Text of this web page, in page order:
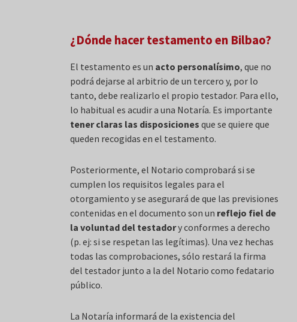
¿Dónde hacer testamento en Bilbao?
El testamento es un acto personalísimo, que no
podrá dejarse al arbitrio de un tercero y, por lo
tanto, debe realizarlo el propio testador. Para ello,
lo habitual es acudir a una Notaría. Es importante
tener claras las disposiciones que se quiere que
queden recogidas en el testamento.
Posteriormente, el Notario comprobará si se
cumplen los requisitos legales para el
otorgamiento y se asegurará de que las previsiones
contenidas en el documento son un reflejo fiel de
la voluntad del testadory conformes a derecho
(p. ej: si se respetan las legítimas). Una vez hechas
todas las comprobaciones, sólo restará la firma
del testador junto a la del Notario como fedatario
público.
La Notaría informará de la existencia del